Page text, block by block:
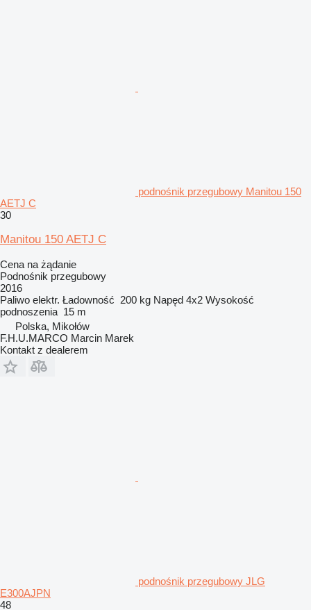
podnośnik przegubowy Manitou 150
AETJ C
30
Manitou 150 AETJ C
Cena na żądanie
Podnośnik przegubowy
2016
Paliwo elektr. Ładowność 200 kg Napęd 4x2 Wysokość
podnoszenia 15 m
Polska, Mikołów
F.H.U.MARCO Marcin Marek
Kontakt z dealerem
podnośnik przegubowy JLG
E300AJPN
48